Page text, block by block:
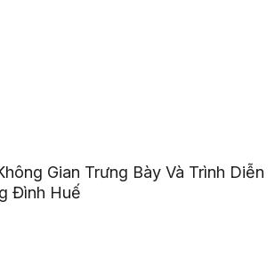
Gian Trưng Bày Và Trình Diễn
Đình Huế